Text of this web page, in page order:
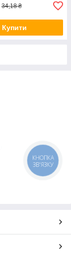
34,18 ₴
Купити
КНОПКА
ЗВ'ЯЗКУ